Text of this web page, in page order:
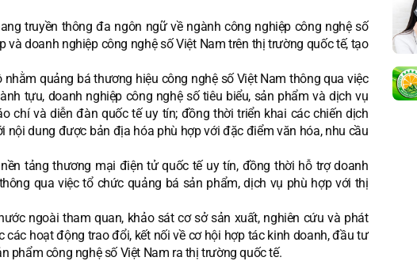
truyền thông đa ngôn ngữ về ngành công nghiệp công nghệ số
doanh nghiệp công nghệ số Việt Nam trên thị trường quốc tế, tạo
quảng bá thương hiệu công nghệ số Việt Nam thông qua việc
tựu, doanh nghiệp công nghệ số tiêu biểu, sản phẩm và dịch vụ
chí và diễn đàn quốc tế uy tín; đồng thời triển khai các chiến dịch
nội dung được bản địa hóa phù hợp với đặc điểm văn hóa, nhu cầu
tảng thương mại điện tử quốc tế uy tín, đồng thời hỗ trợ doanh
qua việc tổ chức quảng bá sản phẩm, dịch vụ phù hợp với thị
ngoài tham quan, khảo sát cơ sở sản xuất, nghiên cứu và phát
hoạt động trao đổi, kết nối về cơ hội hợp tác kinh doanh, đầu tư
phẩm công nghệ số Việt Nam ra thị trường quốc tế.